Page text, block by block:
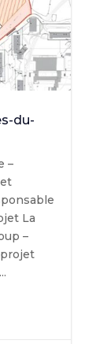
du-
–
La
–